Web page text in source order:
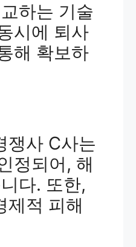
하는 기술
시에 퇴사
해 확보하
쟁사 C사는
정되어, 해
다. 또한,
제적 피해